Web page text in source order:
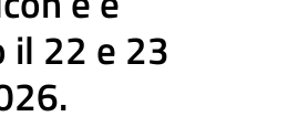
il 22 e 23